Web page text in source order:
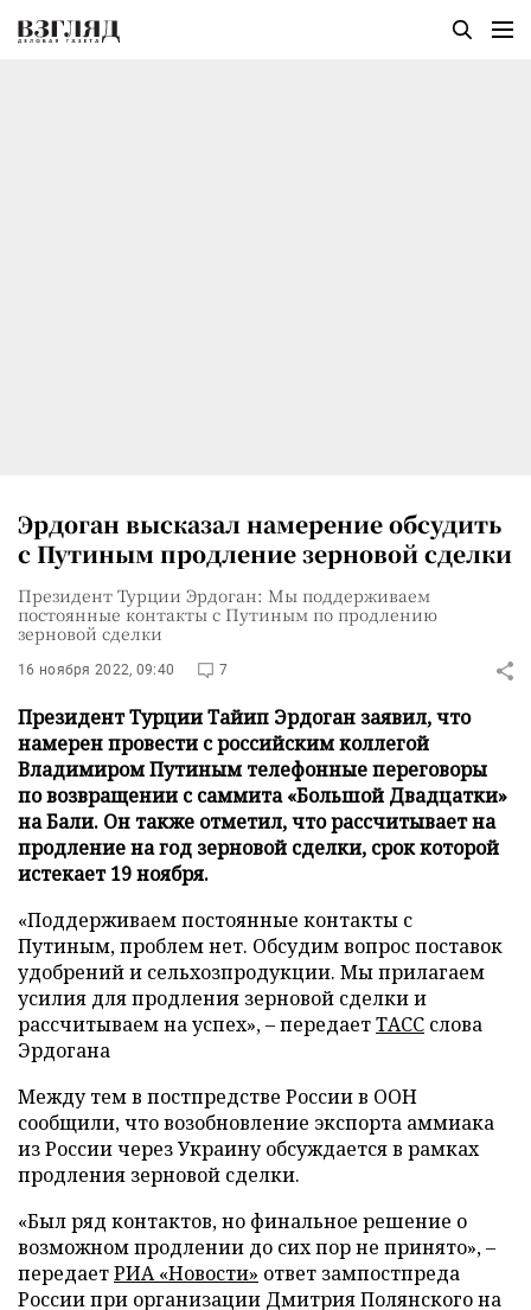
Эрдоган высказал намерение обсудить
с Путиным продление зерновой сделки
Президент Турции Эрдоган: Мы поддерживаем
постоянные контакты с Путиным по продлению
зерновой сделки
16 ноября 2022, 09:40 7
Президент Турции Тайип Эрдоган заявил, что
намерен провести с российским коллегой
Владимиром Путиным телефонные переговоры
по возвращении с саммита «Большой Двадцатки»
на Бали. Он также отметил, что рассчитывает на
продление на год зерновой сделки, срок которой
истекает 19 ноября.
«Поддерживаем постоянные контакты с
Путиным, проблем нет. Обсудим вопрос поставок
удобрений и сельхозпродукции. Мы прилагаем
усилия для продления зерновой сделки и
рассчитываем на успех», – передаетТАСС слова
Эрдогана
Между тем в постпредстве России в ООН
сообщили, что возобновление экспорта аммиака
из России через Украину обсуждается в рамках
продления зерновой сделки.
«Был ряд контактов, но финальное решение о
возможном продлении до сих пор не принято», –
передаетРИА «Новости» ответ зампостпреда
России при организации Дмитрия Полянского на